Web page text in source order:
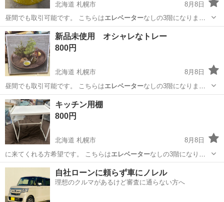
北海道 札幌市
8月8日
昼間でも取引可能です。 こちらはエレベーターなしの3階になりま
す。 1階まで運…
北海道 札幌市 バッグ
新品未使用 オシャレなトレー
800円
北海道 札幌市
8月8日
昼間でも取引可能です。 こちらはエレベーターなしの3階になりま
す。 1階まで運…
北海道 札幌市 新品
キッチン用棚
800円
北海道 札幌市
8月8日
に来てくれる方希望です。 こちらはエレベーターなしの3階になりま
す。 1階まで運…
北海道 札幌市 収納家具
自社ローンに頼らず車にノレル
理想のクルマがあるけど審査に通らない方へ